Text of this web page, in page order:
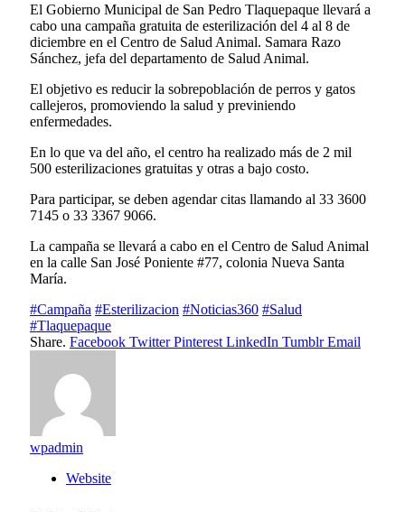
El Gobierno Municipal de San Pedro Tlaquepaque llevará a
cabo una campaña gratuita de esterilización del 4 al 8 de
diciembre en el Centro de Salud Animal. Samara Razo
Sánchez, jefa del departamento de Salud Animal.
El objetivo es reducir la sobrepoblación de perros y gatos
callejeros, promoviendo la salud y previniendo
enfermedades.
En lo que va del año, el centro ha realizado más de 2 mil
500 esterilizaciones gratuitas y otras a bajo costo.
Para participar, se deben agendar citas llamando al 33 3600
7145 o 33 3367 9066.
La campaña se llevará a cabo en el Centro de Salud Animal
en la calle San José Poniente #77, colonia Nueva Santa
María.
#Campaña #Esterilizacion #Noticias360 #Salud
#Tlaquepaque
Share. Facebook Twitter Pinterest LinkedIn Tumblr Email
wpadmin
Website